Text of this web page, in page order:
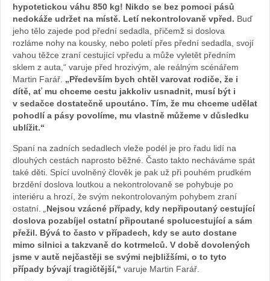
hypotetickou váhu 850 kg! Nikdo se bez pomoci pásů
nedokáže udržet na místě. Letí nekontrolovaně vpřed. Buď
jeho tělo zajede pod přední sedadla, přičemž si doslova
rozláme nohy na kousky, nebo poletí přes přední sedadla, svojí
vahou těžce zraní cestující vpředu a může vyletět předním
sklem z auta,“ varuje před hrozivým, ale reálným scénářem
Martin Farář. „Především bych chtěl varovat rodiče, že i
dítě, ať mu chceme cestu jakkoliv usnadnit, musí být i
v sedačce dostatečně upoutáno. Tím, že mu chceme udělat
pohodlí a pásy povolíme, mu vlastně můžeme v důsledku
ublížit.“
Spaní na zadních sedadlech vleže podél je pro řadu lidí na
dlouhých cestách naprosto běžné. Často takto necháváme spát
také děti. Spící uvolněný člověk je pak už při pouhém prudkém
brzdění doslova loutkou a nekontrolovaně se pohybuje po
interiéru a hrozí, že svým nekontrolovaným pohybem zraní
ostatní.
Nejsou vzácné případy, kdy nepřipoutaný cestující
doslova pozabíjel ostatní připoutané spolucestující a sám
přežil. Bývá to často v případech, kdy se auto dostane
mimo silnici a takzvaně do kotrmelců. V době dovolených
jsme v autě nejčastěji se svými nejbližšími, o to tyto
případy bývají tragičtější,“ varuje Martin Farář.